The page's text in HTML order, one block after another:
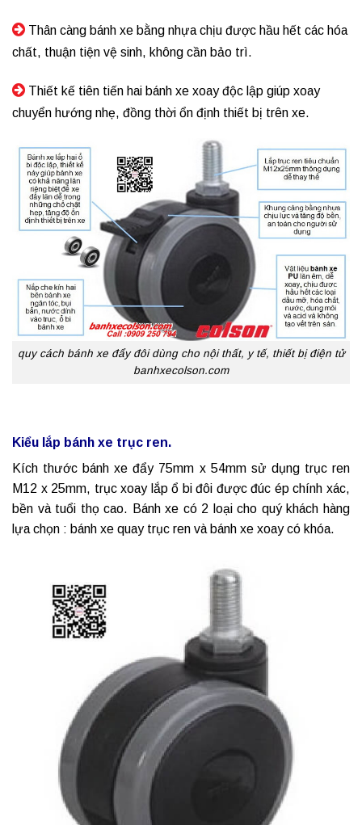
Thân càng bánh xe bằng nhựa chịu được hầu hết các hóa
chất, thuận tiện vệ sinh, không cần bảo trì.
Thiết kế tiên tiến hai bánh xe xoayđộc lập giúp xoay
chuyển hướng nhẹ, đồng thời ổn định thiết bị trên xe.
quy cách bánh xe đẩy đôi dùng cho nội thất, y tế, thiết bị điện tử
banhxecolson.com
Kiểu lắp bánh xe trục ren.
Kích thước bánh xe đẩy75mm x 54mm sử dụng trục ren
M12 x 25mm, trục xoay lắp ổ bi đôi được đúc ép chính xác,
bền và tuổi thọ cao. Bánh xe có 2 loại cho quý khách hàng
lựa chọn : bánh xe quaytrục ren và bánh xe xoay có khóa.